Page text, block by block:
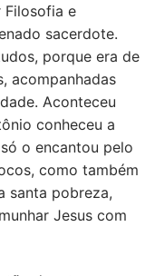
Filosofia e
sacerdote.
porque era de
acompanhadas
Aconteceu
conheceu a
o encantou pelo
como também
santa pobreza,
Jesus com